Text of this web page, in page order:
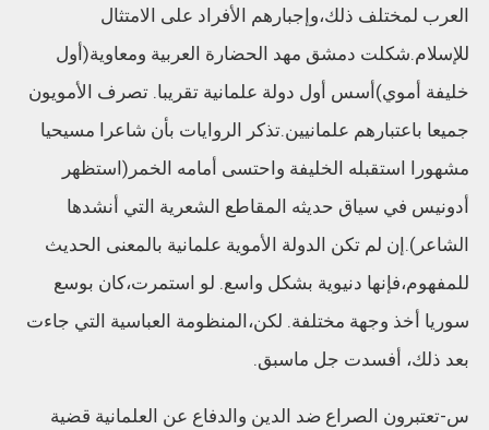
العرب لمختلف ذلك،وإجبارهم الأفراد على الامتثال
للإسلام.شكلت دمشق مهد الحضارة العربية ومعاوية(أول
خليفة أموي)أسس أول دولة علمانية تقريبا. تصرف الأمويون
جميعا باعتبارهم علمانيين.تذكر الروايات بأن شاعرا مسيحيا
مشهورا استقبله الخليفة واحتسى أمامه الخمر(استظهر
أدونيس في سياق حديثه المقاطع الشعرية التي أنشدها
الشاعر).إن لم تكن الدولة الأموية علمانية بالمعنى الحديث
للمفهوم،فإنها دنيوية بشكل واسع. لو استمرت،كان بوسع
سوريا أخذ وجهة مختلفة. لكن،المنظومة العباسية التي جاءت
بعد ذلك، أفسدت جل ماسبق.
س-تعتبرون الصراع ضد الدين والدفاع عن العلمانية قضية